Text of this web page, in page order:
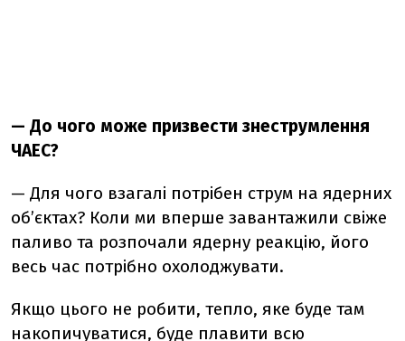
— До чого може призвести знеструмлення
ЧАЕС?
— Для чого взагалі потрібен струм на ядерних
об’єктах? Коли ми вперше завантажили свіже
паливо та розпочали ядерну реакцію, його
весь час потрібно охолоджувати.
Якщо цього не робити, тепло, яке буде там
накопичуватися, буде плавити всю